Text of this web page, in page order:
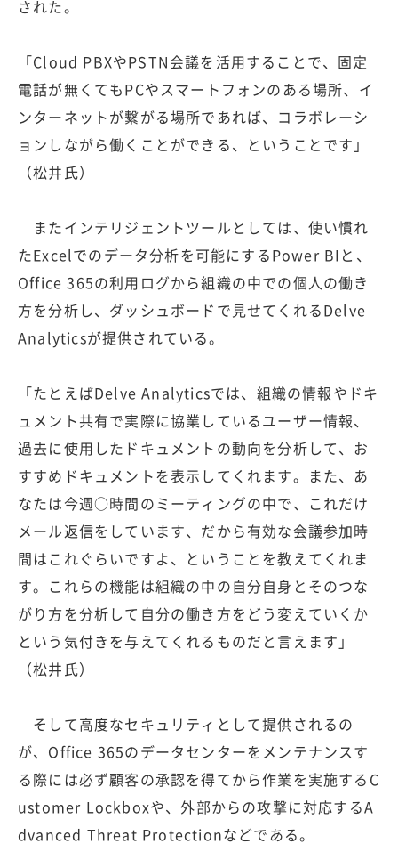
された。
「Cloud PBXやPSTN会議を活用することで、固定
電話が無くてもPCやスマートフォンのある場所、イ
ンターネットが繋がる場所であれば、コラボレーシ
ョンしながら働くことができる、ということです」
（松井氏）
またインテリジェントツールとしては、使い慣れ
たExcelでのデータ分析を可能にするPower BIと、
Office 365の利用ログから組織の中での個人の働き
方を分析し、ダッシュボードで見せてくれるDelve
Analyticsが提供されている。
「たとえばDelve Analyticsでは、組織の情報やドキ
ュメント共有で実際に協業しているユーザー情報、
過去に使用したドキュメントの動向を分析して、お
すすめドキュメントを表示してくれます。また、あ
なたは今週○時間のミーティングの中で、これだけ
メール返信をしています、だから有効な会議参加時
間はこれぐらいですよ、ということを教えてくれま
す。これらの機能は組織の中の自分自身とそのつな
がり方を分析して自分の働き方をどう変えていくか
という気付きを与えてくれるものだと言えます」
（松井氏）
そして高度なセキュリティとして提供されるの
が、Office 365のデータセンターをメンテナンスす
る際には必ず顧客の承認を得てから作業を実施するC
ustomer Lockboxや、外部からの攻撃に対応するA
dvanced Threat Protectionなどである。